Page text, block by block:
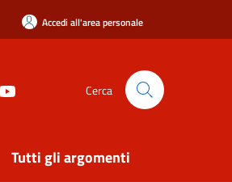
Accedi all'area personale
Cerca
Tutti gli argomenti